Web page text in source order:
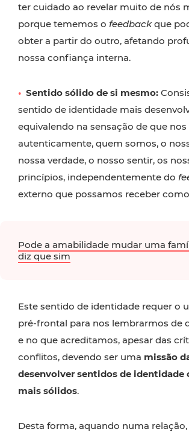
ter cuidado ao revelar muito de nós
porque tememos o feedbackque
obter a partir do outro, afetando
nossa confiança interna.
• Sentido sólido de si mesmo:
sentido de identidade mais
equivalendo na sensação de que
autenticamente, quem somos, o
nossa verdade, o nosso sentir, os
princípios, independentemente do
externo que possamos receber
Pode a amabilidade mudar uma
diz que sim
Este sentido de identidade requer o
pré-frontal para nos lembrarmos de
e no que acreditamos, apesar das
conflitos, devendo ser uma missão
desenvolver sentidos de identidade
mais sólidos.
Desta forma, aquando numa